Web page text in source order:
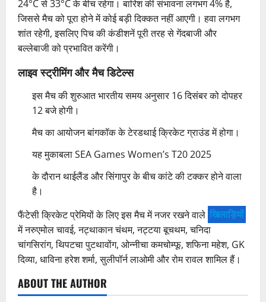
24°C से 33°C के बीच रहेगा। बारिश की संभावना लगभग 4% है,
जिससे मैच को पूरा होने में कोई बड़ी दिक्कत नहीं आएगी। हवा लगभग
शांत रहेगी, इसलिए पिच की कंडीशनें पूरी तरह से गेंदबाजी और
बल्लेबाजी को प्रभावित करेंगी।
लाइव स्ट्रीमिंग और मैच डिटेल्स
इस मैच की शुरुआत भारतीय समय अनुसार 16 दिसंबर को दोपहर
12 बजे होगी।
मैच का आयोजन बांगकॉक के टेरडथाई क्रिकेट ग्राउंड में होगा।
यह मुकाबला SEA Games Women’s T20 2025
के दौरान थाईलैंड और सिंगापुर के बीच कांटे की टक्कर होने वाला
है।
फैंटेसी क्रिकेट प्रेमियों के लिए इस मैच में नजर रखने वाले खिलाड़ियों
में नरुएमोल चावई, नट्थाकान चंथम, नट्टया बूचथम, चनिदा
चांगसिरांग, थिपटचा पुटथावोंग, ओन्नीचा कमचोम्फू, शफिना महेश, GK
दिव्या, धाविना हरेश शर्मा, सुलीपॉर्न लाओमी और रोम रावल शामिल हैं।
ABOUT THE AUTHOR